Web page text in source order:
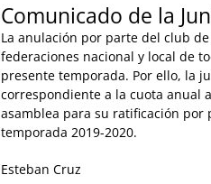
Comunicado de la
La anulación por parte del club
federaciones nacional y local de
presente temporada. Por ello, la
correspondiente a la cuota anual
asamblea para su ratificación por
temporada 2019-2020.
Esteban Cruz